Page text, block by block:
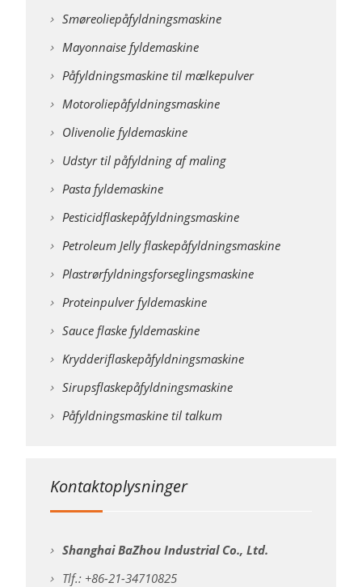
Smøreoliepåfyldningsmaskine
Mayonnaise fyldemaskine
Påfyldningsmaskine til mælkepulver
Motoroliepåfyldningsmaskine
Olivenolie fyldemaskine
Udstyr til påfyldning af maling
Pasta fyldemaskine
Pesticidflaskepåfyldningsmaskine
Petroleum Jelly flaskepåfyldningsmaskine
Plastrørfyldningsforseglingsmaskine
Proteinpulver fyldemaskine
Sauce flaske fyldemaskine
Krydderiflaskepåfyldningsmaskine
Sirupsflaskepåfyldningsmaskine
Påfyldningsmaskine til talkum
Kontaktoplysninger
Shanghai BaZhou Industrial Co., Ltd.
Tlf.: +86-21-34710825